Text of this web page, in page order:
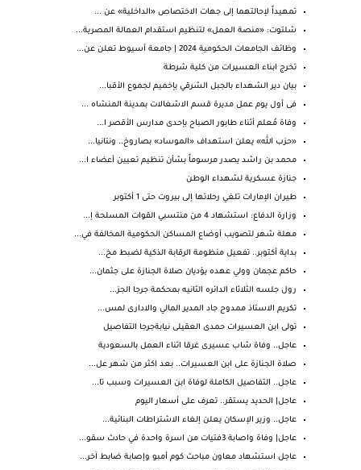
تمهيداً لإحالتهما إلى جهات الاختصاص «الداخلية» عن ...
شلتوت: «منصة العمل» لتنظيم استقدام العمالة المصرية...
وظائف الجامعات الحكومية 2024 | جامعة أسيوط تعلن عن...
تخرج ابناء العسيرات من كلية شرطة
بيان دير الشهداء بالجبل الشرقي بإخميم لجموع الأقبا...
فى أول يوم عمل مديرة قسم الاشغالات بمدينة المنشاه ...
وفاة مُعلم أثناء طابور الصباح بإحدى مدارس الأقصر ا...
«حزب الله» يعلن استهداف «الموساد» بصاروخ.. ونتانيا...
محمد بن راشد يصدر مرسوماً بشأن تنظيم تعيين أعضاء ا...
جنازة عسكرية لشهداء الوطن
طيران الإمارات تلغي رحلاتها إلى بيروت حتى 1 أكتوبر
وزارة الدفاع: استشهاد 4 من منتسبي القوات المسلحة إ...
مهلة شهر لتصويب أوضاع المساكن الحكومية المخالفة في...
بداية أكتوبر.. تفعيل منظومة الرقابة الذكية لضبط مخ...
حاكم عجمان وولي عهده يؤديان صلاة الجنازة على جثمان...
رول جلسه الثلاثاء الدائره الثانيه بمحكمة جرجا الجز...
تكريم الاستاذ ممدوح جاد المدير المالي والادارى لمس...
تولى ابن العسيرات حمدى العقيلى نيابةجرجا التفاصيل
عاجل.. وفاة شاب عسيرى غرقا اثناء العمل بالسعودية
صلاة الجنازة على ابن العسيرات.. بعد اكثر من شهر عل...
عاجل.. التفاصيل الكاملة لوفاة ابن العسيرات وسبب تا...
عاجل| الحديد يستقر.. تعرف على أسعار اليوم
عاجل.. وزير الإسكان يعلن إلغاء الاشتراطات البنائية...
عاجل| وفاة واصابة 3فتيات من اسرة واحدة في حادث سقو...
عاجل استشهاد معاون مباحث كوم أمبو وإصابة ضابط آخر...